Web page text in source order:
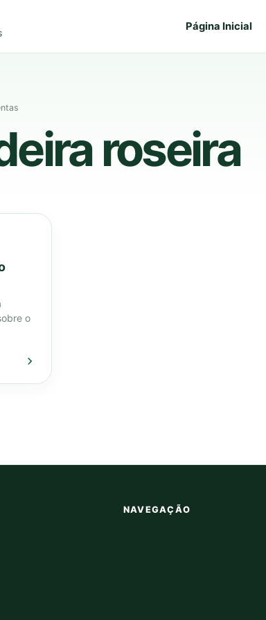
Página Inicial
roseira
o
NAVEGAÇÃO